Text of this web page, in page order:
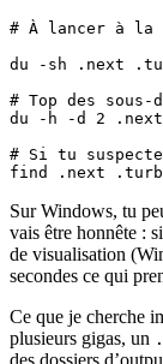
# À lancer à la
du -sh .next
# Top des
du -h -d 2
# Si tu
find .next
Sur Windows, tu
vais être honnête :
de visualisation
secondes ce qui
Ce que je cherche
plusieurs gigas, un
des dossiers